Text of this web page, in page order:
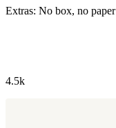
Extras: No box, no paper
4.5k